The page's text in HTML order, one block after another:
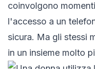
coinvolgono
l'accesso a un
sicura. Ma gli stessi
in un insieme molto